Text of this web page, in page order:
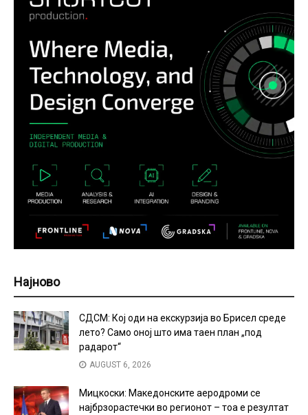
Најново
СДСМ: Кој оди на екскурзија во Брисел среде
лето? Само оној што има таен план „под
радарот“
AUGUST 6, 2026
Мицкоски: Македонските аеродроми се
најбрзорастечки во регионот – тоа е резултат